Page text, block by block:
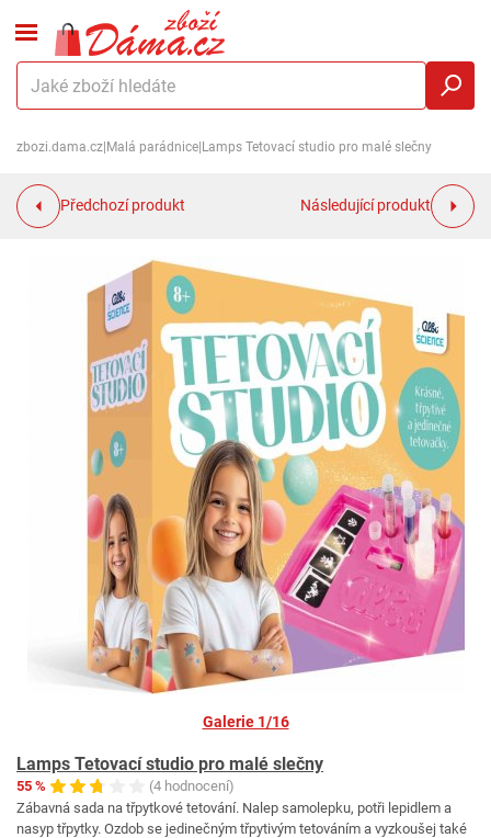
zbozi.dama.cz Malá parádnice Lamps Tetovací studio pro malé slečny
Předchozí produkt Následující produkt
Galerie 1/16
Lamps Tetovací studio pro malé slečny
55 %
(4 hodnocení)
Zábavná sada na třpytkové tetování. Nalep samolepku, potři lepidlem a
nasyp třpytky. Ozdob se jedinečným třpytivým tetováním a vyzkoušej také